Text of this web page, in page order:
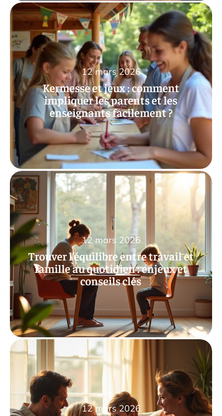
Kermesse et jeux : comment
impliquer les parents et les
enseignants facilement ?
12 mars 2026
Trouver l’équilibre entre travail et
famille au quotidien : enjeux et
conseils clés
12 mars 2026
12 mars 2026